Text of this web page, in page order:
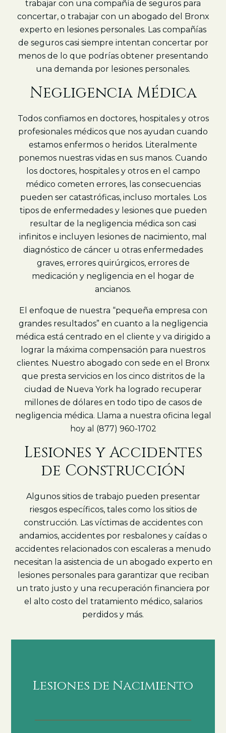
trabajar con una compañía de seguros para
concertar, o trabajar con un abogado del Bronx
experto en lesiones personales. Las compañías
de seguros casi siempre intentan concertar por
menos de lo que podrías obtener presentando
una demanda por lesiones personales.
Negligencia Médica
Todos confiamos en doctores, hospitales y otros
profesionales médicos que nos ayudan cuando
estamos enfermos o heridos. Literalmente
ponemos nuestras vidas en sus manos. Cuando
los doctores, hospitales y otros en el campo
médico cometen errores, las consecuencias
pueden ser catastróficas, incluso mortales. Los
tipos de enfermedades y lesiones que pueden
resultar de la negligencia médica son casi
infinitos e incluyen lesiones de nacimiento, mal
diagnóstico de cáncer u otras enfermedades
graves, errores quirúrgicos, errores de
medicación y negligencia en el hogar de
ancianos.
El enfoque de nuestra “pequeña empresa con
grandes resultados” en cuanto a la negligencia
médica está centrado en el cliente y va dirigido a
lograr la máxima compensación para nuestros
clientes. Nuestro abogado con sede en el Bronx
que presta servicios en los cinco distritos de la
ciudad de Nueva York ha logrado recuperar
millones de dólares en todo tipo de casos de
negligencia médica. Llama a nuestra oficina legal
hoy al (877) 960-1702
Lesiones y Accidentes
de Construcción
Algunos sitios de trabajo pueden presentar
riesgos específicos, tales como los sitios de
construcción. Las víctimas de accidentes con
andamios, accidentes por resbalones y caídas o
accidentes relacionados con escaleras a menudo
necesitan la asistencia de un abogado experto en
lesiones personales para garantizar que reciban
un trato justo y una recuperación financiera por
el alto costo del tratamiento médico, salarios
perdidos y más.
Lesiones de Nacimiento